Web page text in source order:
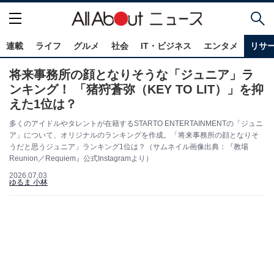
連載 ライフ グルメ 社会 IT・ビジネス エンタメ リサ
将来事務所の顔となりそうな「ジュニア」ラ
ンキング！ 「猪狩蒼弥（KEY TO LIT）」を抑
えた1位は？
多くのアイドルやタレントが在籍するSTARTO ENTERTAINMENTの「ジュニ
ア」について、オリジナルのランキングを作成。「将来事務所の顔となりそ
うだと思うジュニア」ランキング1位は？（サムネイル画像出典：『教場
Reunion／Requiem』公式Instagramより）
2026.07.03
ゆるま 小林